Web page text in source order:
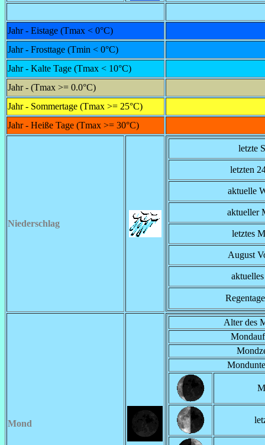
Jahr - Eistage (Tmax < 0°C)
Jahr - Frosttage (Tmin < 0°C)
Jahr - Kalte Tage (Tmax < 10°C)
Jahr - (Tmax >= 0.0°C)
Jahr - Sommertage (Tmax >= 25°C)
Jahr - Heiße Tage (Tmax >= 30°C)
Niederschlag
letzte
letzten
aktuelle
aktueller
letztes
August
Mond
Alter des